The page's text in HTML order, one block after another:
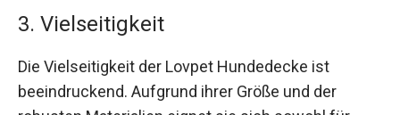
3. Vielseitigkeit
Die Vielseitigkeit der Lovpet Hundedecke ist
beeindruckend. Aufgrund ihrer Größe und der